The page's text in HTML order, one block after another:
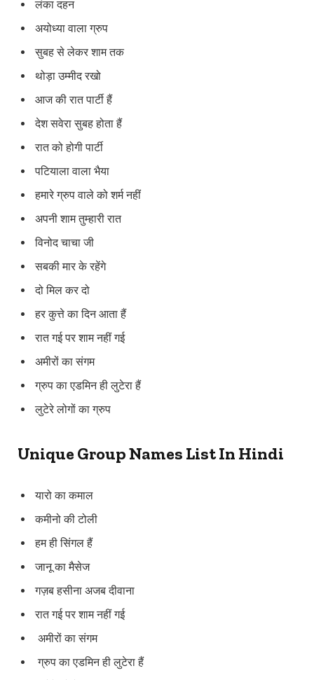
लंका दहन
अयोध्या वाला ग्रुप
सुबह से लेकर शाम तक
थोड़ा उम्मीद रखो
आज की रात पार्टी हैं
देश सवेरा सुबह होता हैं
रात को होगी पार्टी
पटियाला वाला भैया
हमारे ग्रुप वाले को शर्म नहीं
अपनी शाम तुम्हारी रात
विनोद चाचा जी
सबकी मार के रहेंगे
दो मिल कर दो
हर कुत्ते का दिन आता हैं
रात गई पर शाम नहीं गई
अमीरों का संगम
ग्रुप का एडमिन ही लुटेरा हैं
लुटेरे लोगों का ग्रुप
Unique Group Names List In Hindi
यारो का कमाल
कमीनो की टोली
हम ही सिंगल हैं
जानू का मैसेज
गज़ब हसीना अजब दीवाना
रात गई पर शाम नहीं गई
अमीरों का संगम
ग्रुप का एडमिन ही लुटेरा हैं